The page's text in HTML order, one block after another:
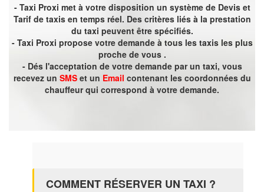
- Taxi Proxi met à votre disposition un système de Devis et
Tarif de taxis en temps réel. Des critères liés à la prestation
du taxi peuvent être spécifiés.
- Taxi Proxi propose votre demande à tous les taxis les plus
proche de vous .
- Dés l'acceptation de votre demande par un taxi, vous
recevez un SMSet un Email contenant les coordonnées du
chauffeur qui correspond à votre demande.
COMMENT RÉSERVER UN TAXI ?